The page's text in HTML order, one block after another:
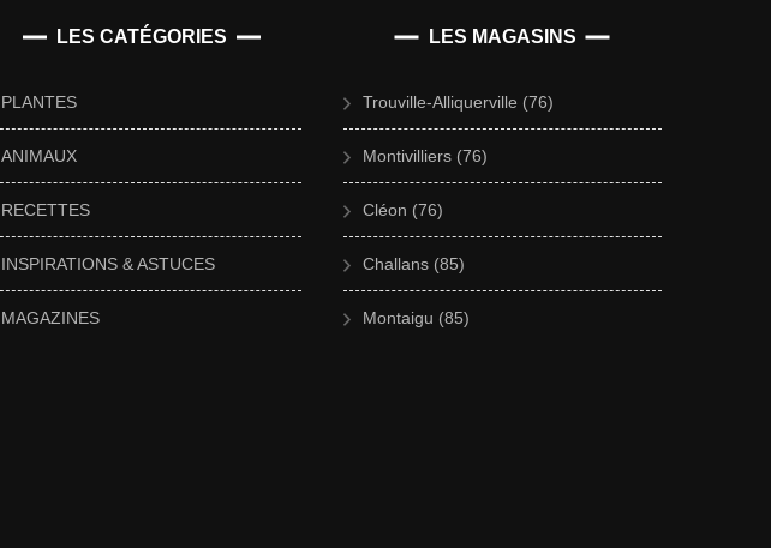
LES CATÉGORIES
PLANTES
ANIMAUX
RECETTES
INSPIRATIONS & ASTUCES
MAGAZINES
LES MAGASINS
Trouville-Alliquerville (76)
Montivilliers (76)
Cléon (76)
Challans (85)
Montaigu (85)